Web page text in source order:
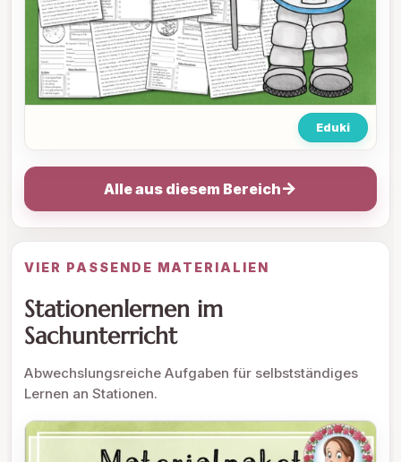
Eduki
Alle aus diesem Bereich→
VIER PASSENDE MATERIALIEN
Stationenlernen im
Sachunterricht
Abwechslungsreiche Aufgaben für selbstständiges
Lernen an Stationen.